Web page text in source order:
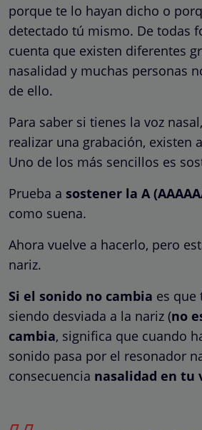
porque te lo hayan dicho o
detectado tú mismo. De todas
cuenta que existen diferentes
nasalidad y muchas personas
de ello.
Para saber si tienes la voz
realizar una grabación, existen
Uno de los más sencillos es
Prueba a sostener la A
como suena.
Ahora vuelve a hacerlo, pero
nariz.
Si el sonido no cambia es que
siendo desviada a la nariz (no
cambia, significa que cuando
sonido pasa por el resonador
consecuencia nasalidad en tu